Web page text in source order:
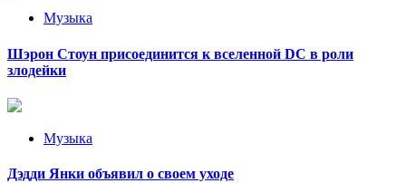
Музыка
Шэрон Стоун присоединится к вселенной DC в роли
злодейки
Музыка
Дэдди Янки объявил о своем уходе